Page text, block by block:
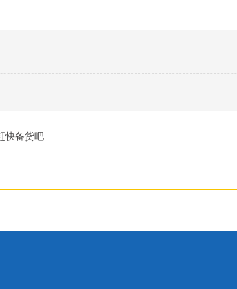
快备货吧